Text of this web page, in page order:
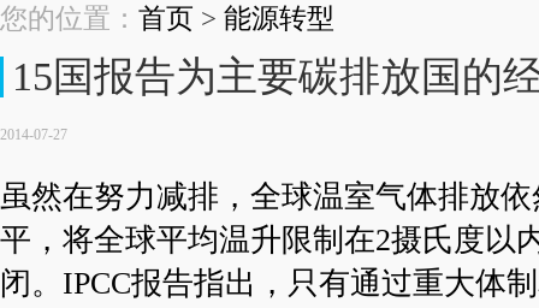
您的位置： 首页 > 能源转型
15国报告为主要碳排放国的
2014-07-27
虽然在努力减排，全球温室气体排放
平，将全球平均温升限制在2摄氏度以
闭。IPCC报告指出，只有通过重大体